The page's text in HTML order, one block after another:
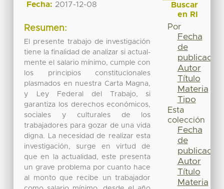
Fecha: 2017-12-08
Resumen:
El presente trabajo de investigación
tiene la finalidad de analizar si actual-
mente el salario mínimo, cumple con
los principios constitucionales
plasmados en nuestra Carta Magna,
y Ley Federal del Trabajo, si
garantiza los derechos económicos,
sociales y culturales de los
trabajadores para gozar de una vida
digna. La necesidad de realizar esta
investigación, surge en virtud de
que en la actualidad, este presenta
un grave problema por cuanto hace
al monto que recibe un trabajador
Buscar
en RI
Por
Fecha
de
publicación
Autor
Título
Materia
Tipo
Esta
colección
Fecha
de
publicación
Autor
Título
Materia